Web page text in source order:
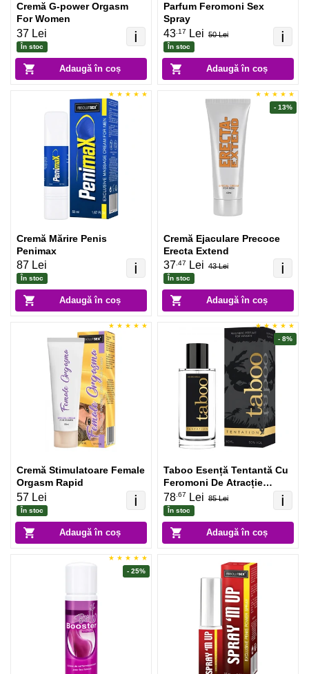
Adaugă în coș
ℹ️
Cremă G-power Orgasm
For Women
37 Lei
În stoc
Adaugă în coș
ℹ️
Parfum Feromoni Sex
Spray
43 .17 Lei 50 Lei
În stoc
Adaugă în coș
ℹ️
Cremă Mărire Penis
Penimax
87 Lei
În stoc
Adaugă în coș
ℹ️
Cremă Ejaculare Precoce
Erecta Extend
37 .47 Lei 43 Lei
În stoc
- 13%
Adaugă în coș
ℹ️
Cremă Stimulatoare Female
Orgasm Rapid
57 Lei
În stoc
Adaugă în coș
ℹ️
Taboo Esență Tentantă Cu
Feromoni De Atracție
Feminini
78.67 Lei 85 Lei
În stoc
- 8%
- 25%